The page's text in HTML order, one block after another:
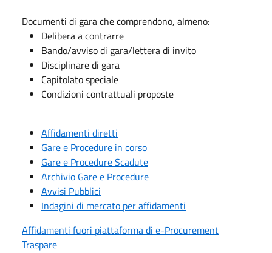
Documenti di gara che comprendono, almeno:
Delibera a contrarre
Bando/avviso di gara/lettera di invito
Disciplinare di gara
Capitolato speciale
Condizioni contrattuali proposte
Affidamenti diretti
Gare e Procedure in corso
Gare e Procedure Scadute
Archivio Gare e Procedure
Avvisi Pubblici
Indagini di mercato per affidamenti
Affidamenti fuori piattaforma di e-Procurement
Traspare